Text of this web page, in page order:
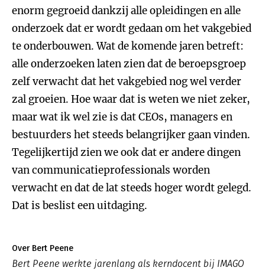
enorm gegroeid dankzij alle opleidingen en alle
onderzoek dat er wordt gedaan om het vakgebied
te onderbouwen. Wat de komende jaren betreft:
alle onderzoeken laten zien dat de beroepsgroep
zelf verwacht dat het vakgebied nog wel verder
zal groeien. Hoe waar dat is weten we niet zeker,
maar wat ik wel zie is dat CEOs, managers en
bestuurders het steeds belangrijker gaan vinden.
Tegelijkertijd zien we ook dat er andere dingen
van communicatieprofessionals worden
verwacht en dat de lat steeds hoger wordt gelegd.
Dat is beslist een uitdaging.
Over Bert Peene
Bert Peene werkte jarenlang als kerndocent bij IMAGO